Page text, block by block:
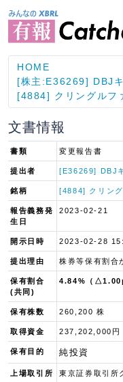
HOME
[株主:E36269] DBJ
[4884] クリングルフ
文書情報
書類 変更報告書
提出者 [E36269] DBJ
銘柄 [4884] クリン
報告義務発
生日
2023-02-21
開示日時 2023-02-28
提出理由 株券等保有割合
保有割合
(共同)
4.84%（
保有株数 260,200 株
取得資金 237,202,000円
保有目的 純投資
上場取引所 東京証券取引所